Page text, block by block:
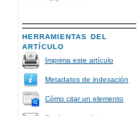
HERRAMIENTAS DEL
ARTÍCULO
Imprima este artículo
Metadatos de indexación
Cómo citar un elemento